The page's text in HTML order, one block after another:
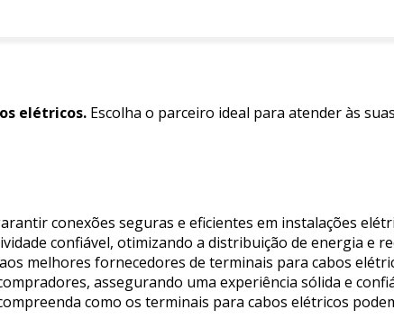
elétricos. Escolha o parceiro ideal para atender às
conexões seguras e eficientes em instalações
confiável, otimizando a distribuição de energia e
melhores fornecedores de terminais para cabos
assegurando uma experiência sólida e
como os terminais para cabos elétricos